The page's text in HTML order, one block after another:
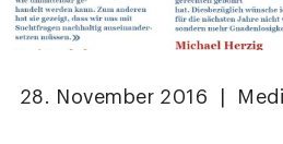
28. November 2016 |